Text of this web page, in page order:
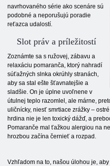
navrhovaného série ako scenáre sú
podobné a neporušujú poradie
reťazca udalostí.
Slot práv a príležitostí
Zoznámte sa s ružovej, zábavu a
relaxáciu pomaranča, ktorý nahradí
súťažných slnka okrúhly stranách,
aby sa stal ešte šťavnatejšie a
sladšie. On je úplne uvoľnene v
útulnej teplo razomlel, ale márne,
uličnícky, niesť smrtiace zrážky –
hrdina nie je len toxický dážď, a
Pomaranče mal ťažkou alergiou na
hrozbou začína černieť a rozpad.
Vzhľadom na to, našou úlohou je,